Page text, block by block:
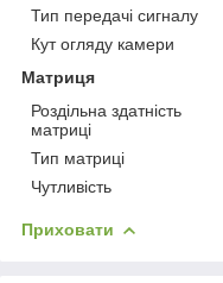
Тип передачі сигналу
Кут огляду камери
Матриця
Роздільна здатність
матриці
Тип матриці
Чутливість
Приховати